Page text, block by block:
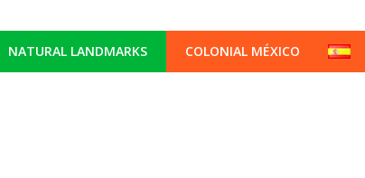
NATURAL LANDMARKS COLONIAL MÉXICO